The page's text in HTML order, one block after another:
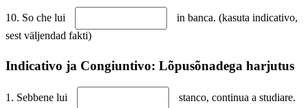
10. So che lui
in banca. (kasuta indicativo,
sest väljendad fakti)
Indicativo ja Congiuntivo: Lõpusõnadega harjutus
1. Sebbene lui
stanco, continua a studiare.